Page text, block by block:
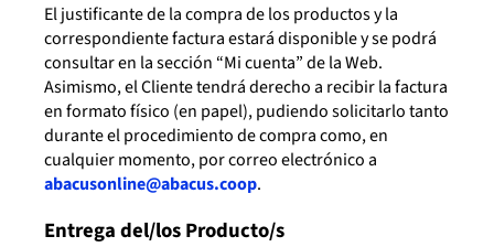
El justificante de la compra de los productos y la
correspondiente factura estará disponible y se podrá
consultar en la sección “Mi cuenta” de la Web.
Asimismo, el Cliente tendrá derecho a recibir la factura
en formato físico (en papel), pudiendo solicitarlo tanto
durante el procedimiento de compra como, en
cualquier momento, por correo electrónico a
abacusonline@abacus.coop.
Entrega del/los Producto/s